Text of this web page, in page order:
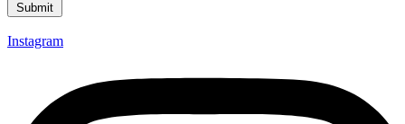
Submit
Instagram